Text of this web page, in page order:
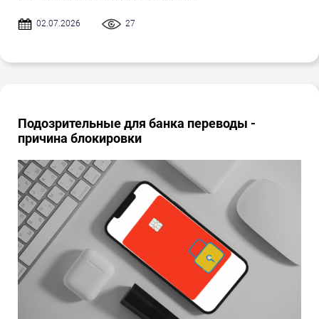
02.07.2026 27
Подозрительные для банка переводы -
причина блокировки